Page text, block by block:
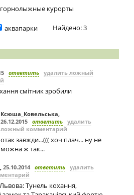
горнолыжные курорты
аквапарки Найдено: 3
ответить удалить ложный
смітник зробили
Ксюша_Ковельська,
26.12.2015 ответить удалить
ложный комментарий
отак завжди...((( хоч плач... ну не
можна ж так...
, 25.10.2014 ответить удалить
Львова: Тунель кохання,